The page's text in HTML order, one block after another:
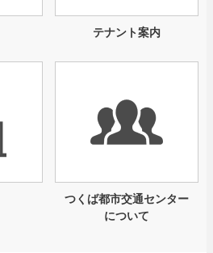
テナント案内
つくば都市交通センター
について